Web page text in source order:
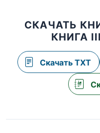
СКАЧАТЬ
КНИГА
Скачать TXT